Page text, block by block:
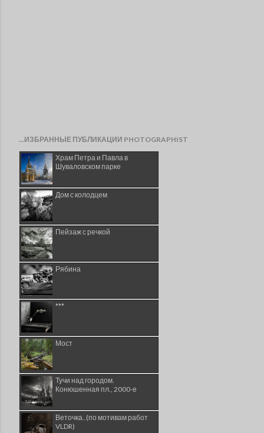
...ИЗБРАННЫЕ ПУБЛИКАЦИИ PHOTOGRAPHIST
Храм Петра и Павла в
Шуваловском парке
Дом с колодцем
Пейзаж с речкой
Рябина
***
Мост
Тучи над городом.
Конюшенная пл., 2000-е
Веточка..(по мотивам работ
VLDR)